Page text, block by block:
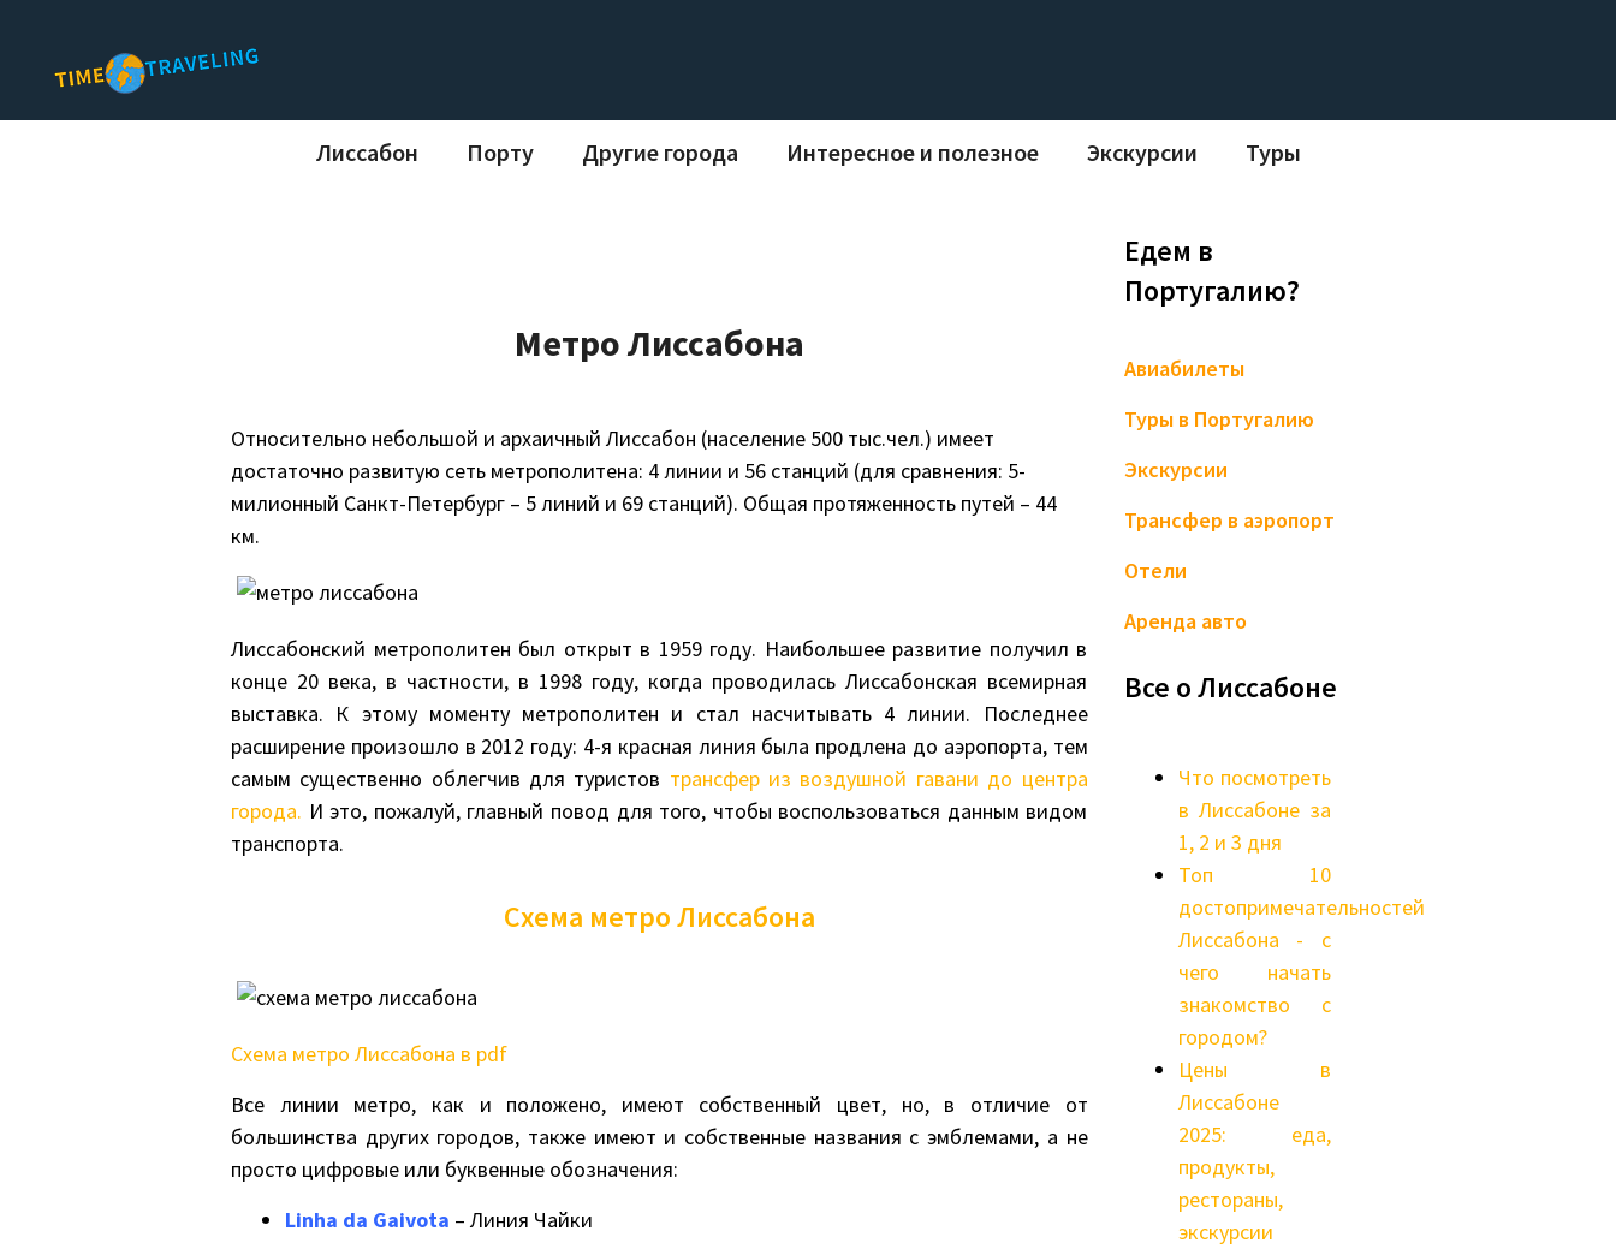
Лиссабон Порту Другие города Интересное и полезное Экскурсии Туры
Метро Лиссабона
Относительно небольшой и архаичный Лиссабон (население 500 тыс.чел.) имеет
достаточно развитую сеть метрополитена: 4 линии и 56 станций (для сравнения: 5-
милионный Санкт-Петербург – 5 линий и 69 станций). Общая протяженность путей – 44
км.
Лиссабонский метрополитен был открыт в 1959 году. Наибольшее развитие получил в
конце 20 века, в частности, в 1998 году, когда проводилась Лиссабонская всемирная
выставка. К этому моменту метрополитен и стал насчитывать 4 линии. Последнее
расширение произошло в 2012 году: 4-я красная линия была продлена до аэропорта, тем
самым существенно облегчив для туристов трансфер из воздушной гавани до центра
города. И это, пожалуй, главный повод для того, чтобы воспользоваться данным видом
транспорта.
Схема метро Лиссабона
Схема метро Лиссабона в pdf
Все линии метро, как и положено, имеют собственный цвет, но, в отличие от
большинства других городов, также имеют и собственные названия с эмблемами, а не
просто цифровые или буквенные обозначения:
Linha da Gaivota – Линия Чайки
Едем в
Португалию?
Авиабилеты
Туры в Португалию
Экскурсии
Трансфер в аэропорт
Отели
Аренда авто
Все о Лиссабоне
Что посмотреть
в Лиссабоне за
1, 2 и 3 дня
Топ 10
достопримечательностей
Лиссабона - с
чего начать
знакомство с
городом?
Цены в
Лиссабоне
2025: еда,
продукты,
рестораны,
экскурсии
ПОИСК